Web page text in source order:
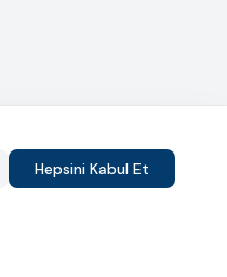
Hepsini Kabul Et